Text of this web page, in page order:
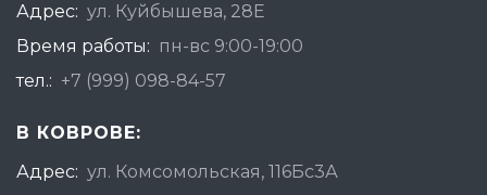
Адрес: ул. Куйбышева, 28Е
Время работы: пн-вс 9:00-19:00
тел.: +7 (999) 098-84-57
В КОВРОВЕ:
Адрес: ул. Комсомольская, 116Бс3А